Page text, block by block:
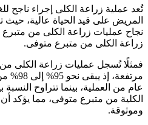
تُعد عملية زراعة الكلى إجراء ناجح
المريض على قيد الحياة عالية، حيث
نجاح عمليات زراعة الكلى من متبرع
زراعة الكلى من متبرع متوفى.
فمثلًا تُسجل عمليات زراعة الكلى
الكلية من متبرع متوفى، مما يؤكد أن
وموثوقة.